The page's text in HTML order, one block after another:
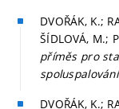
DVOŘÁK, K.;
ŠÍDLOVÁ, M.;
příměs pro
spoluspalování
DVOŘÁK, K.;